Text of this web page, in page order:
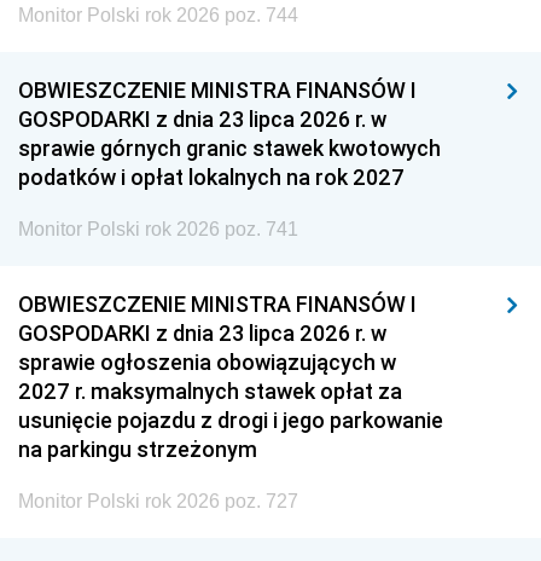
Monitor Polski rok 2026 poz. 744
OBWIESZCZENIE MINISTRA FINANSÓW I
GOSPODARKI z dnia 23 lipca 2026 r. w
sprawie górnych granic stawek kwotowych
podatków i opłat lokalnych na rok 2027
Monitor Polski rok 2026 poz. 741
OBWIESZCZENIE MINISTRA FINANSÓW I
GOSPODARKI z dnia 23 lipca 2026 r. w
sprawie ogłoszenia obowiązujących w
2027 r. maksymalnych stawek opłat za
usunięcie pojazdu z drogi i jego parkowanie
na parkingu strzeżonym
Monitor Polski rok 2026 poz. 727